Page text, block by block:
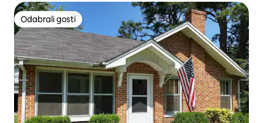
Odabrali gosti
Odabrali gosti